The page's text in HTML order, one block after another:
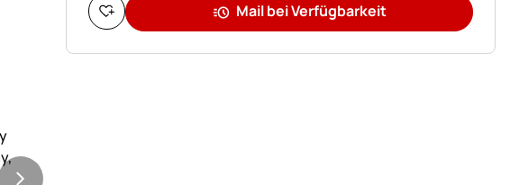
Mail bei Verfügbarkeit